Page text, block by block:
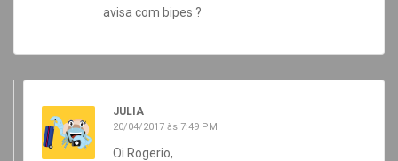
avisa com bipes ?
JULIA
20/04/2017 às 7:49 PM
Oi Rogerio,